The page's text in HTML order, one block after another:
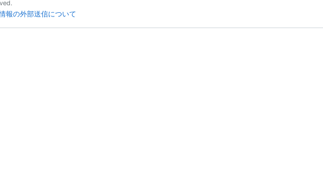
報の外部送信について